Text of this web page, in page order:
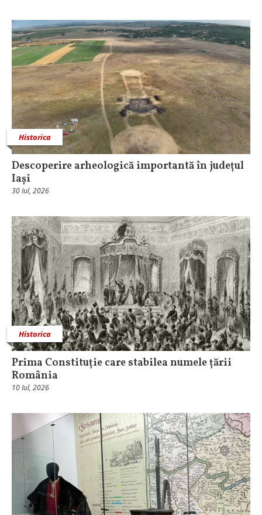
Historica
Descoperire arheologică importantă în județul
Iași
30 Iul, 2026
Historica
Prima Constituție care stabilea numele țării
România
10 Iul, 2026